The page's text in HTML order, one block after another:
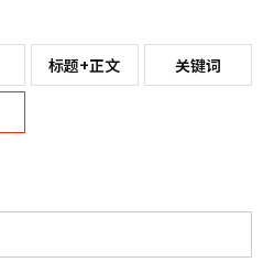
标题+正文 关键词